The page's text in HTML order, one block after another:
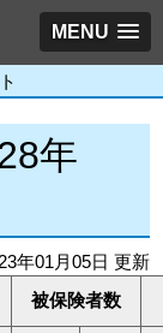
MENU
年
年01月05日 更新
被保険者数